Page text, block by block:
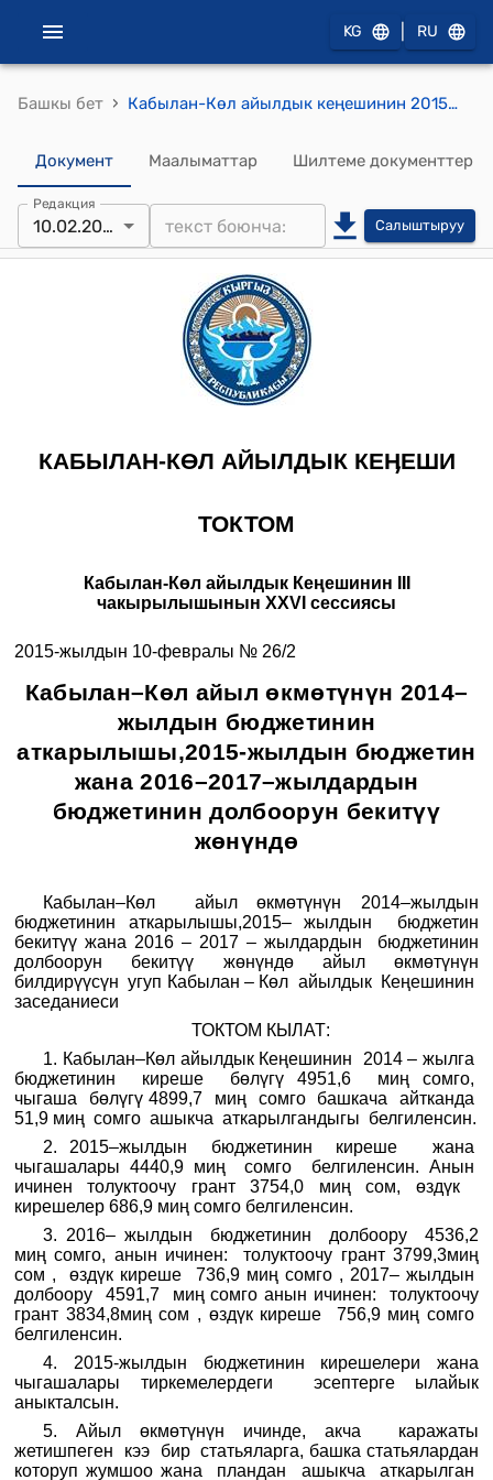
KG RU
Башкы бет › Кабылан-Көл айылдык кеңешинин 2015-жылдын 10-февралындагы № 26/2 "Кабылан–Көл айыл өкмөтүнүн 2014–жылдын бюджетинин аткарылышы,2015-жылдын бюджетин жана 2016–2017–жылдардын бюджетинин долбоорун бекитүү жөнүндө" токтому
Документ Маалыматтар Шилтеме документтер
Редакция
10.02.2015 Салыштыруу